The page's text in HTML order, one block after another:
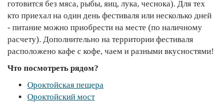
готовится без мяса, рыбы, яиц, лука, чеснока). Для тех
кто приехал на один день фестиваля или несколько дней
- питание можно приобрести на месте (по наличному
расчету). Дополнительно на территории фестиваля
расположено кафе с кофе, чаем и разными вкусностями!
Что посмотреть рядом?
Ороктойская пещера
Ороктойский мост